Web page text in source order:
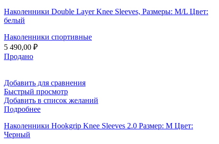
Наколенники Double Layer Knee Sleeves, Размеры: M/L Цвет:
белый
Наколенники спортивные
5 490,00 ₽
Продано
Добавить для сравнения
Быстрый просмотр
Добавить в список желаний
Подробнее
Наколенники Hookgrip Knee Sleeves 2.0 Размер: M Цвет:
Черный